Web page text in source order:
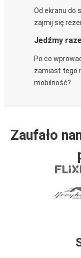
Od ekranu do
zajmij się
Jedźmy
Po co
zamiast tego
mobilność?
Zaufało